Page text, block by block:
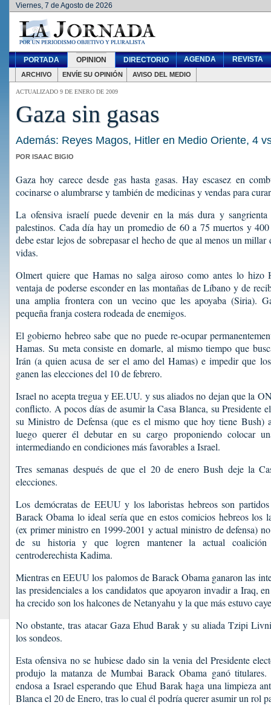
Viernes, 7 de Agosto de 2026
PORTADA OPINION DIRECTORIO AGENDA REVISTA
ARCHIVO ENVÍE SU OPINIÓN AVISO DEL MEDIO
ACTUALIZADO 9 DE ENERO DE 2009
Gaza sin gasas
Además: Reyes Magos, Hitler en Medio Oriente, 4
POR ISAAC BIGIO
Gaza hoy carece desde gas hasta gasas. Hay escasez en
cocinarse o alumbrarse y también de medicinas y vendas para
La ofensiva israelí puede devenir en la más dura y
palestinos. Cada día hay un promedio de 60 a 75 muertos y
debe estar lejos de sobrepasar el hecho de que al menos un millar
vidas.
Olmert quiere que Hamas no salga airoso como antes lo hizo
ventaja de poderse esconder en las montañas de Líbano y de
una amplia frontera con un vecino que les apoyaba (Siria).
pequeña franja costera rodeada de enemigos.
El gobierno hebreo sabe que no puede re-ocupar
Hamas. Su meta consiste en domarle, al mismo tiempo que
Irán (a quien acusa de ser el amo del Hamas) e impedir que
ganen las elecciones del 10 de febrero.
Israel no acepta tregua y EE.UU. y sus aliados no dejan que la
conflicto. A pocos días de asumir la Casa Blanca, su Presidente
su Ministro de Defensa (que es el mismo que hoy tiene Bush)
luego querer él debutar en su cargo proponiendo colocar
intermediando en condiciones más favorables a Israel.
Tres semanas después de que el 20 de enero Bush deje la
elecciones.
Los demócratas de EEUU y los laboristas hebreos son
Barack Obama lo ideal sería que en estos comicios hebreos los
(ex primer ministro en 1999-2001 y actual ministro de defensa)
de su historia y que logren mantener la actual coalición
centroderechista Kadima.
Mientras en EEUU los palomos de Barack Obama ganaron las
las presidenciales a los candidatos que apoyaron invadir a Iraq,
ha crecido son los halcones de Netanyahu y la que más estuvo
No obstante, tras atacar Gaza Ehud Barak y su aliada Tzipi
los sondeos.
Esta ofensiva no se hubiese dado sin la venia del Presidente
produjo la matanza de Mumbai Barack Obama ganó
endosa a Israel esperando que Ehud Barak haga una limpieza
Blanca el 20 de Enero, tras lo cual él podría querer asumir un rol